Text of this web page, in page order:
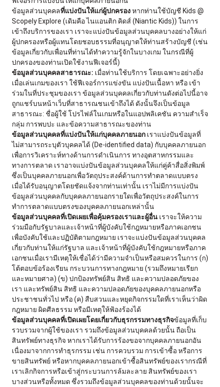
ข้อมูลส่วนบุคคลที่แบ่งปันให้แก่ผู้ปกครองหากท่านใช้บัญชี Kids @
Scopely Explore (เดิมคือ ไนแอนติก คิดส์ (Niantic Kids)) ในการ
เข้าถึงบริการของเรา เราจะแบ่งปันข้อมูลส่วนบุคคลบางอย่างให้แก่
ผู้ปกครองหรือผู้แทนโดยชอบธรรมที่อนุญาตให้ท่านสร้างบัญชี (เช่น
ข้อมูลเกี่ยวกับเพื่อนที่ท่านได้ทำความรู้จักในบางเกม ในกรณีที่ผู้
ปกครองของท่านเปิดใช้งานฟีเจอร์นี้)
ข้อมูลส่วนบุคคลสาธารณะ: เมื่อท่านใช้บริการ โดยเฉพาะอย่างยิ่ง
เมื่อเล่นเกมของเรา ใช้ฟีเจอร์การแข่งขัน แบ่งปันเนื้อหา หรือ เข้า
ร่วมในที่ประชุมของเรา ข้อมูลส่วนบุคคลเกี่ยวกับท่านดังต่อไปนี้อาจ
ถูกแชร์บนหน้าเว็บที่สาธารณชนเข้าถึงได้ ดังนั้นจึงเป็นข้อมูล
สาธารณะ: ชื่อผู้ใช้ โปรไฟล์ในเกมหรือในแอปพลิเคชัน ความสำเร็จ
กลุ่ม การพบปะ และข้อความสาธารณะของท่าน
ข้อมูลส่วนบุคคลที่แบ่งปันให้แก่บุคคลภายนอก เราแบ่งปันข้อมูลที่
ไม่สามารถระบุตัวบุคคลได้ (De-identified data) กับบุคคลภายนอก
เพื่อการวิเคราะห์ทางด้านการดำเนินการ ทางอุตสาหกรรมและ
ทางการตลาด เราอาจแบ่งปันข้อมูลส่วนบุคคลให้แก่คู่ค้าสื่อสิ่งพิมพ์
ซึ่งเป็นบุคคลภายนอกเพื่อวัตถุประสงค์ด้านการทำตลาดแบบตรง
เมื่อได้รับอนุญาตโดยชัดแจ้งจากท่านเท่านั้น เราไม่มีการแบ่งปัน
ข้อมูลส่วนบุคคลกับบุคคลภายนอกรายใดเพื่อวัตถุประสงค์ในการ
ทำการตลาดแบบตรงของบุคคลภายนอกเหล่านั้น
ข้อมูลส่วนบุคคลที่เปิดเผยเพื่อคุ้มครองเราและผู้อื่น เราจะให้ความ
ร่วมมือกับรัฐบาลและเจ้าหน้าที่ผู้บังคับใช้กฎหมายหรือภาคเอกชน
เพื่อบังคับใช้และปฏิบัติตามกฎหมาย เราจะแบ่งปันข้อมูลส่วนบุคคล
เกี่ยวกับท่านให้แก่รัฐบาล และเจ้าหน้าที่ผู้บังคับใช้กฎหมายหรือภาค
เอกชนเมื่อเรามีเหตุให้เชื่อได้ว่ามีความจำเป็นหรือสมควรในการ (ก)
โต้ตอบข้อร้องเรียน กระบวนการทางกฎหมาย (รวมถึงหมายเรียก
และหมายศาล) (ข) ปกป้องทรัพย์สิน สิทธิ และความปลอดภัยของ
เรา และทรัพย์สิน สิทธิ และความปลอดภัยของบุคคลภายนอกหรือ
ประชาชนทั่วไป หรือ (ค) สืบสวนและหยุดกิจกรรมใดที่เราเห็นว่าผิด
กฎหมาย ผิดศีลธรรม หรือมีเหตุให้ฟ้องร้องได้
ข้อมูลส่วนบุคคลที่เปิดเผยโดยเกี่ยวกับธุรกรรมทางธุรกิจข้อมูลที่เก็บ
รวบรวมจากผู้ใช้ของเรา รวมถึงข้อมูลส่วนบุคคลด้วยนั้น ถือเป็น
สินทรัพย์ทางธุรกิจ หากเราได้รับการร้องขอจากบุคคลภายนอกอัน
เนื่องมาจากการทำธุรกรรม เช่น การควบรวม การเข้าซื้อ หรือการ
ขายสินทรัพย์ หรือหากบุคคลภายนอกเข้าซื้อสินทรัพย์ของเรากรณีที่
เราเลิกกิจการหรือเข้าสู่กระบวนการล้มละลาย สินทรัพย์ของเรา
บางส่วนหรือทั้งหมด ซึ่งรวมถึงข้อมูลส่วนบุคคลของท่านด้วยนั้นจะ